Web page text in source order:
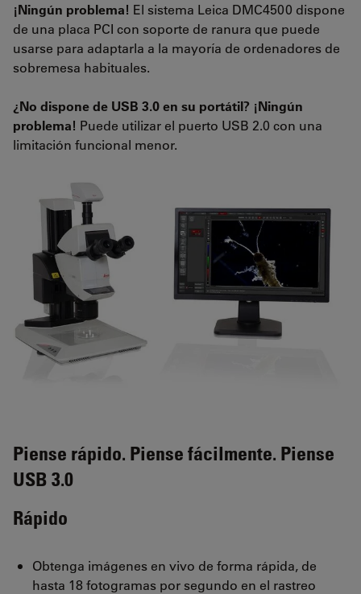
¡Ningún problema! El sistema Leica DMC4500 dispone
de una placa PCI con soporte de ranura que puede
usarse para adaptarla a la mayoría de ordenadores de
sobremesa habituales.
¿No dispone de USB 3.0 en su portátil? ¡Ningún
problema! Puede utilizar el puerto USB 2.0 con una
limitación funcional menor.
Piense rápido. Piense fácilmente. Piense
USB 3.0
Rápido
Obtenga imágenes en vivo de forma rápida, de
hasta 18 fotogramas por segundo en el rastreo